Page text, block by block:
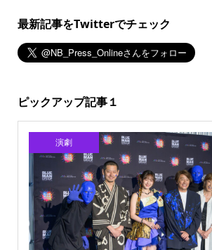
最新記事をTwitterでチェック
ピックアップ記事１
演劇